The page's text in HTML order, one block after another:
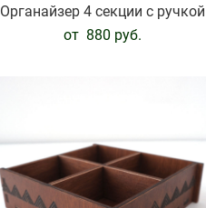
Органайзер 4 секции с ручкой
от 880 pуб.